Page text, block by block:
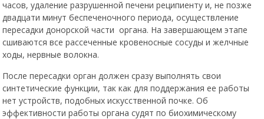
часов, удаление разрушенной печени реципиенту и, не позже
двадцати минут беспеченочного периода, осуществление
пересадки донорской части органа. На завершающем этапе
сшиваются все рассеченные кровеносные сосуды и желчные
ходы, нервные волокна.
После пересадки орган должен сразу выполнять свои
синтетические функции, так как для поддержания ее работы
нет устройств, подобных искусственной почке. Об
эффективности работы органа судят по биохимическому